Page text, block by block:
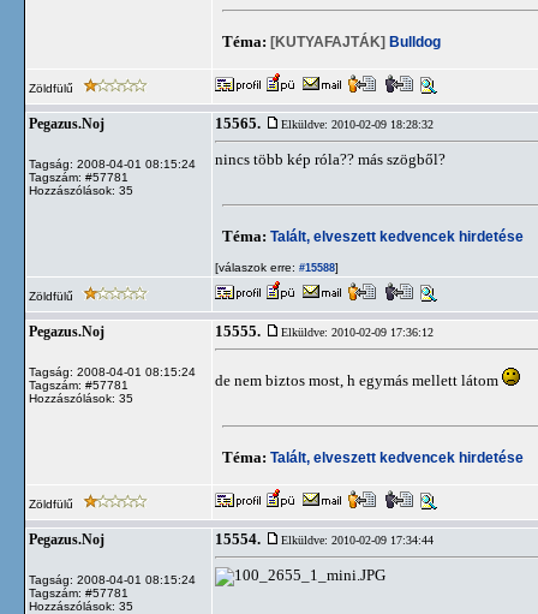
Téma: [KUTYAFAJTÁK] Bulldog
Zöldfülű
Pegazus.Noj
Tagság: 2008-04-01 08:15:24
Tagszám: #57781
Hozzászólások: 35
15565. Elküldve: 2010-02-09 18:28:32
nincs több kép róla?? más szögből?
Téma: Talált, elveszett kedvencek hirdetése
[válaszok erre: #15588]
Zöldfülű
Pegazus.Noj
Tagság: 2008-04-01 08:15:24
Tagszám: #57781
Hozzászólások: 35
15555. Elküldve: 2010-02-09 17:36:12
de nem biztos most, h egymás mellett látom
Téma: Talált, elveszett kedvencek hirdetése
Zöldfülű
Pegazus.Noj
Tagság: 2008-04-01 08:15:24
Tagszám: #57781
Hozzászólások: 35
15554. Elküldve: 2010-02-09 17:34:44